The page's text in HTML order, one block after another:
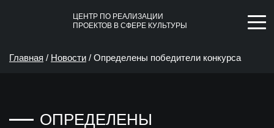
ЦЕНТР ПО РЕАЛИЗАЦИИ
ПРОЕКТОВ В СФЕРЕ КУЛЬТУРЫ
Главная / Новости / Определены победители конкурса
библиотечного дела, в 2021 году
ОПРЕДЕЛЕНЫ